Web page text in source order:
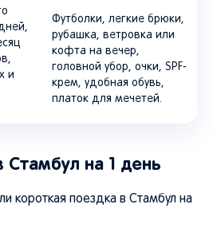
и
Футболки, легкие брюки,
рубашка, ветровка или
кофта на вечер,
головной убор, очки, SPF-
крем, удобная обувь,
платок для мечетей.
на 1 день
короткая поездка в Стамбул на